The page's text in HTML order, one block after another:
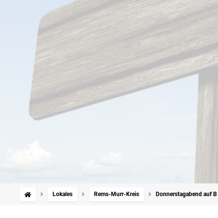
Lokales Rems-Murr-Kreis Donnerstagabend auf